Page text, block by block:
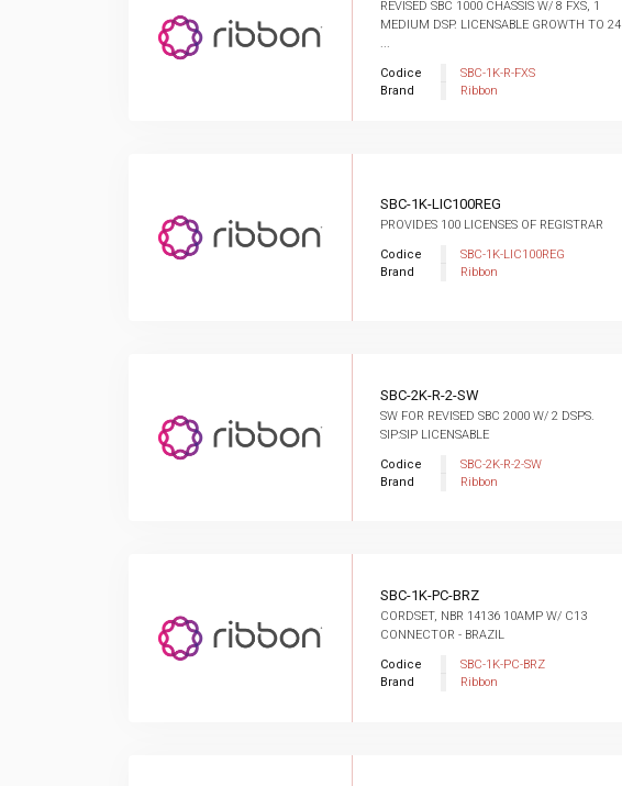
REVISED SBC 1000 CHASSIS W/ 8 FXS, 1
MEDIUM DSP. LICENSABLE GROWTH TO 24
...
Codice
SBC-1K-R-FXS
Brand
Ribbon
SBC-1K-LIC100REG
PROVIDES 100 LICENSES OF REGISTRAR
Codice
SBC-1K-LIC100REG
Brand
Ribbon
SBC-2K-R-2-SW
SW FOR REVISED SBC 2000 W/ 2 DSPS.
SIP:SIP LICENSABLE
Codice
SBC-2K-R-2-SW
Brand
Ribbon
SBC-1K-PC-BRZ
CORDSET, NBR 14136 10AMP W/ C13
CONNECTOR - BRAZIL
Codice
SBC-1K-PC-BRZ
Brand
Ribbon